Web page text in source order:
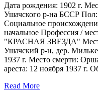
Дата рождения: 1902 г.
Ушачского р-на БССР
Социальное
начальное Профессия /
"КРАСНАЯ ЗВЕЗДА"
Ушачский р-н, дер.
1937 г. Место смерти:
ареста: 12 ноября 1937 г.
Read More